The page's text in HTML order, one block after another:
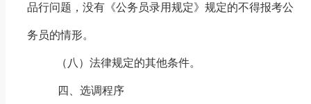
品行问题，没有《公务员录用规定》规定的不得报考公
务员的情形。
（八）法律规定的其他条件。
四、选调程序